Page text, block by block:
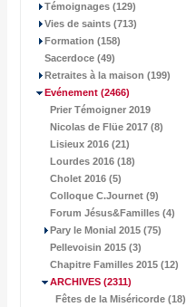
Témoignages (129)
Vies de saints (713)
Formation (158)
Sacerdoce (49)
Retraites à la maison (199)
Evénement (2466)
Prier Témoigner 2019
Nicolas de Flüe 2017 (8)
Lisieux 2016 (21)
Lourdes 2016 (18)
Cholet 2016 (5)
Colloque C.Journet (9)
Forum Jésus&Familles (4)
Pary le Monial 2015 (75)
Pellevoisin 2015 (3)
Chapitre Familles 2015 (12)
ARCHIVES (2311)
Fêtes de la Miséricorde (18)